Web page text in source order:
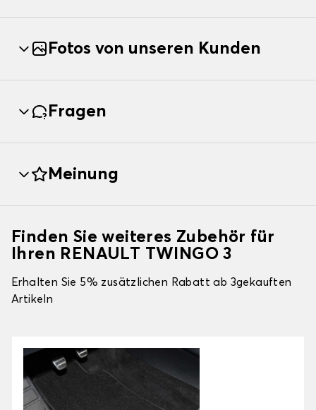
Fotos von unseren Kunden
Fragen
Meinung
Finden Sie weiteres Zubehör für
Ihren RENAULT TWINGO 3
Erhalten Sie 5% zusätzlichen Rabatt ab 3gekauften
Artikeln